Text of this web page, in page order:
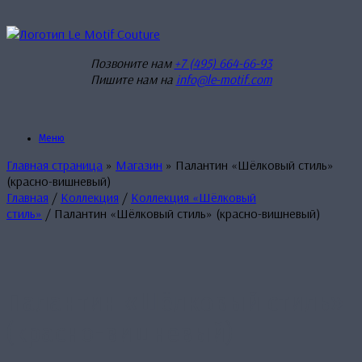
к
Позвоните нам +7 (495) 664-66-93
Пишите нам на info@le-motif.com
Меню
Главная страница » Магазин » Палантин «Шёлковый стиль»
(красно-вишневый)
Главная / Коллекция / Коллекция «Шёлковый
стиль» / Палантин «Шёлковый стиль» (красно-вишневый)